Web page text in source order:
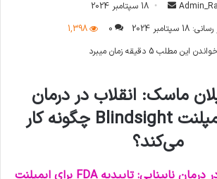
ر
ا
م
ی
18 سپتامبر 2024
2024
0
1,398
خواندن این مطلب 5 دقیقه زمان میبرد
ماسک: انقلاب در درمان
نابینایی؛ ایمپلنت Blindsight چگونه کار
می‌کند؟